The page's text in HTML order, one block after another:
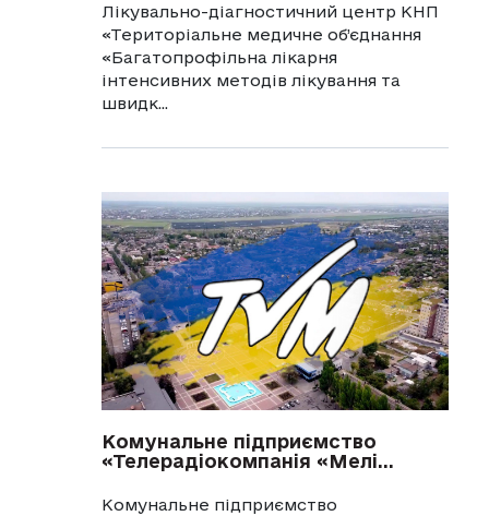
Лікувально-діагностичний центр КНП
«Територіальне медичне об’єднання
«Багатопрофільна лікарня
інтенсивних методів лікування та
швидк...
Комунальне підприємство
«Телерадіокомпанія «Мелі...
Комунальне підприємство